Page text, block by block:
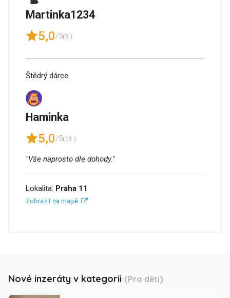
Martinka1234
5,0/5(5 )
Štědrý dárce
Haminka
5,0/5(13 )
"Vše naprosto dle dohody."
Lokalita: Praha 11
Zobrazit na mapě
Nové inzeráty v kategorii (Pro děti)